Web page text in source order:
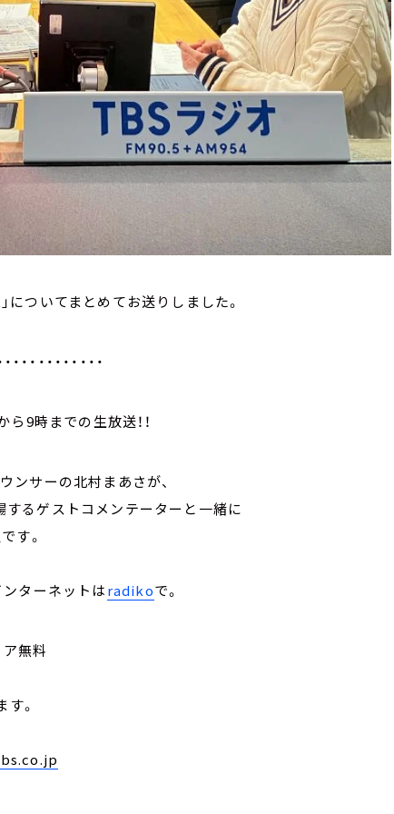
についてまとめてお送りしました。
・・・・・・・・・・・
ら9時までの生放送！！
ンサーの北村まあさが、
するゲストコメンテーターと一緒に
す。
ターネットはradikoで。
無料
。